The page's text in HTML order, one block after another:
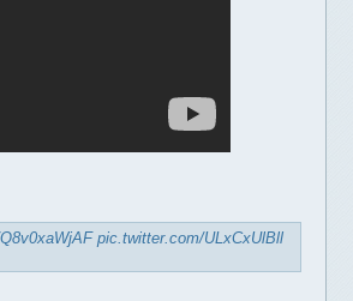
pic.twitter.com/ULxCxUlBll